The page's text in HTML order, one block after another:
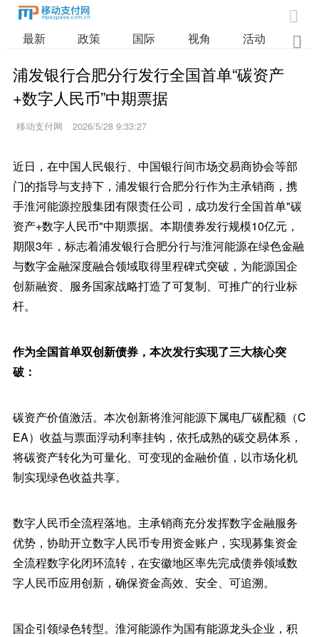

最新 政策 国际 视角 活动 业

浦发银行合肥分行发行全国首单“碳资产
+数字人民币”中期票据
移动支付网 2026/5/28 9:33:27
近日，在中国人民银行、中国银行间市场交易商协会等部
门的指导与支持下，浦发银行合肥分行作为主承销商，携
手淮河能源控股集团有限责任公司，成功发行全国首单"碳
资产+数字人民币"中期票据。本期债券发行规模10亿元，
期限3年，标志着浦发银行合肥分行与淮河能源在绿色金融
与数字金融深度融合领域取得里程碑式突破，为能源国企
创新融资、服务国家战略打造了可复制、可推广的行业标
杆。
作为全国首单双创新债券，本次发行实现了三大核心突
破：
碳资产价值激活。本次创新将淮河能源下属电厂碳配额（C
EA）收益与票面浮动利率挂钩，依托成熟的碳交易体系，
将碳资产转化为可量化、可变现的金融价值，以市场化机
制实现绿色收益共享。
数字人民币全流程落地。主承销商充分发挥数字金融服务
优势，协助开立数字人民币专用资金账户，实现募集资金
全流程数字化闭环流转，在安徽地区率先完成债券领域数
字人民币应用创新，确保资金高效、安全、可追溯。
国企引领绿色转型。淮河能源作为国有能源龙头企业，积